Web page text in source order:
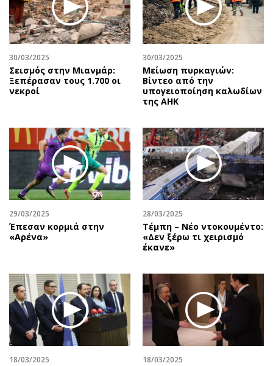
30/03/2025
Σεισμός στην Μιανμάρ:
Ξεπέρασαν τους 1.700 οι
νεκροί
30/03/2025
Μείωση πυρκαγιών:
Βίντεο από την
υπογειοποίηση καλωδίων
της ΑΗΚ
29/03/2025
Έπεσαν κορμιά στην
«Αρένα»
28/03/2025
Τέμπη – Νέο ντοκουμέντο:
«Δεν ξέρω τι χειρισμό
έκανε»
18/03/2025 18/03/2025